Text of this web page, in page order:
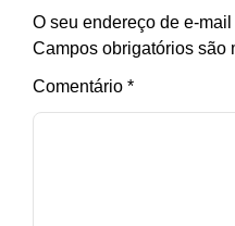
O seu endereço de e-
Campos obrigatórios são
Comentário *